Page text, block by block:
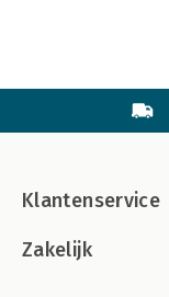
Klantenservice
Zakelijk